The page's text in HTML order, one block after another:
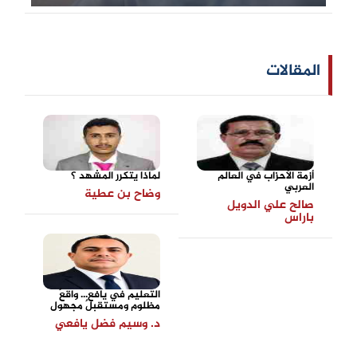
المقالات
أزمة الأحزاب في العالم
العربي
صالح علي الدويل
باراس
لماذا يتكرر المشهد ؟
وضاح بن عطية
التعليم في يافع... واقعٌ
مظلوم ومستقبلٌ مجهول
د. وسيم فضل يافعي